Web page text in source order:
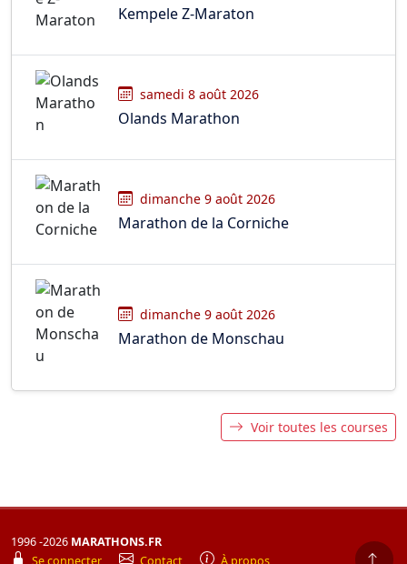
Kempele Z-Maraton
samedi 8 août 2026
Olands Marathon
dimanche 9 août 2026
Marathon de la Corniche
dimanche 9 août 2026
Marathon de Monschau
Voir toutes les courses
1996 -2026 MARATHONS.FR
Se connecter
Contact À propos